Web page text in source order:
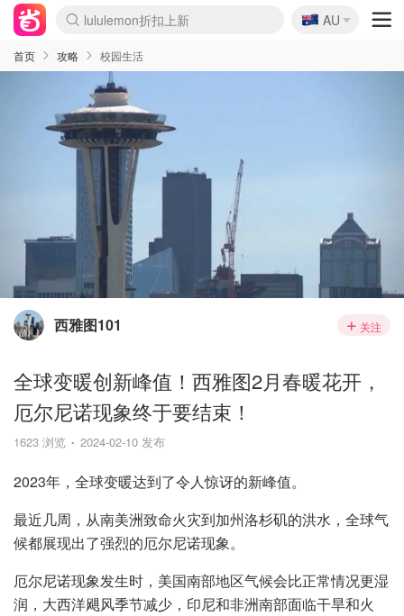
lululemon折扣上新
Sasa美妆护肤3.5折
SSENSE年中2.5折
FreshBeauty好价汇总
Cettire降价+叠9折
WWS Coles超市实拍
viagogo二手票捡漏
Myer超级周末
The Outnet奢牌1折起
David Jones 3折起
Flannels大牌1折
Perfumes Club护肤1折
AMIRO面罩$251
Amazon折扣汇总
eToro入金$200送$50
Amazon数码好物
ICONIC本周7.5折
ThedoubleF高奢地板价
Moose Knuckles 6折
丝芙兰5折起
EUFY摄像头$98
Selenichast首饰2折
Trip机票酒店促销
YSL送5件彩妆礼
Amazon家居好物
Amazon美妆护肤
雅漾大喷$8
过敏原检测盒$33
伊索独家赠50ml沐浴露
科颜氏高保湿面霜$29
SEALIFE海洋馆门票6折
丝塔芙大白罐$16
订阅Newsletter送香薰
Cult Beauty 6.8折
Harrods圣诞日历$525
LN-CC奢牌私促3折
d'Alba空姐喷雾$16
EVE LOM套装£56
Bernardelli独家4折
Adore Beauty 6折起
CT圣诞日历
Mytheresa奢品2.7折
Luxury Escapes 9折
Currentbody美容仪$881
MOON Garden Live
Roborock扫地机$649
Tingo Life水杯$24
Valentino官网5折
CR洗护套装$23
修丽可4件套$159
Myer彩妆2件7折
GANNI官网4.5折
Stylevana韩妆4折
Tessabit高奢8.5折
OGX洗发水$11
Amazon阿德莱德次日达
卡诗8.5折+赠礼
Philips Hue灯具8折
🇦🇺
AU
首页 攻略 校园生活
西雅图101 关注
全球变暖创新峰值！西雅图2月春暖花开，
厄尔尼诺现象终于要结束！
1623 浏览 2024-02-10 发布
2023年，全球变暖达到了令人惊讶的新峰值。
最近几周，从南美洲致命火灾到加州洛杉矶的洪水，全球气
候都展现出了强烈的厄尔尼诺现象。
厄尔尼诺现象发生时，美国南部地区气候会比正常情况更湿
润，大西洋飓风季节减少，印尼和非洲南部面临干旱和火